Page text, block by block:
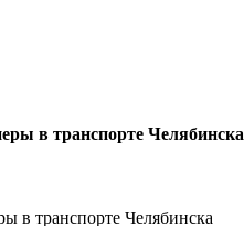
в транспорте Челябинска